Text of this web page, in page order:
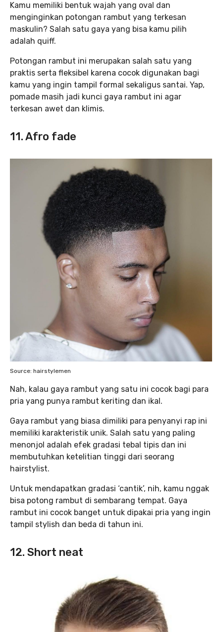
Kamu memiliki bentuk wajah yang oval dan
menginginkan potongan rambut yang terkesan
maskulin? Salah satu gaya yang bisa kamu pilih
adalah quiff.
Potongan rambut ini merupakan salah satu yang
praktis serta fleksibel karena cocok digunakan bagi
kamu yang ingin tampil formal sekaligus santai. Yap,
pomade masih jadi kunci gaya rambut ini agar
terkesan awet dan klimis.
11. Afro fade
Source: hairstylemen
Nah, kalau gaya rambut yang satu ini cocok bagi para
pria yang punya rambut keriting dan ikal.
Gaya rambut yang biasa dimiliki para penyanyi rap ini
memiliki karakteristik unik. Salah satu yang paling
menonjol adalah efek gradasi tebal tipis dan ini
membutuhkan ketelitian tinggi dari seorang
hairstylist.
Untuk mendapatkan gradasi ‘cantik’, nih, kamu nggak
bisa potong rambut di sembarang tempat. Gaya
rambut ini cocok banget untuk dipakai pria yang ingin
tampil stylish dan beda di tahun ini.
12. Short neat